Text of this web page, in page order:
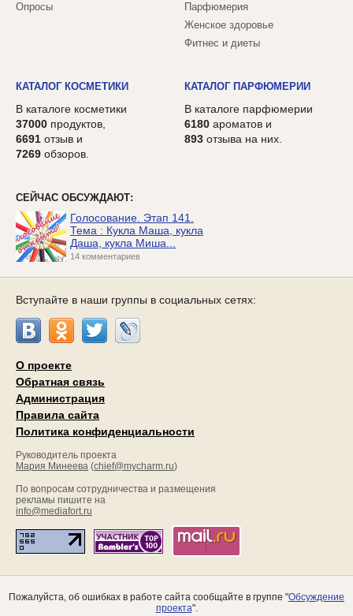
Опросы
Парфюмерия
Женское здоровье
Фитнес и диеты
КАТАЛОГ КОСМЕТИКИ
В каталоге косметики
37000 продуктов,
6691 отзыв и
7269 обзоров.
КАТАЛОГ ПАРФЮМЕРИИ
В каталоге парфюмерии
6180 ароматов и
893 отзыва на них.
СЕЙЧАС ОБСУЖДАЮТ:
Голосование. Этап 141.
Тема : Кукла Маша, кукла
Даша, кукла Миша...
14 комментариев
Вступайте в наши группы в социальных сетях:
О проекте
Обратная связь
Администрация
Правила сайта
Политика конфиденциальности
Руководитель проекта
Мария Минеева (chief@mycharm.ru)
По вопросам сотрудничества и размещения
рекламы пишите на
info@mediafort.ru
Пожалуйста, об ошибках в работе сайта сообщайте в группе "Обсуждение
проекта".